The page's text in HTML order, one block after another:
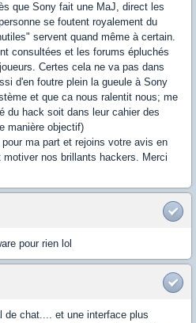
que Sony fait une MaJ, direct les
se foutent royalement du
servent quand même à certain.
consultées et les forums épluchés
Certes cela ne va pas dans
d'en foutre plein la gueule à Sony
et que ca nous ralentit nous; me
du hack soit dans leur cahier des
manière objectif)
ma part et rejoins votre avis en
nos brillants hackers. Merci
pour rien lol
de chat.... et une interface plus